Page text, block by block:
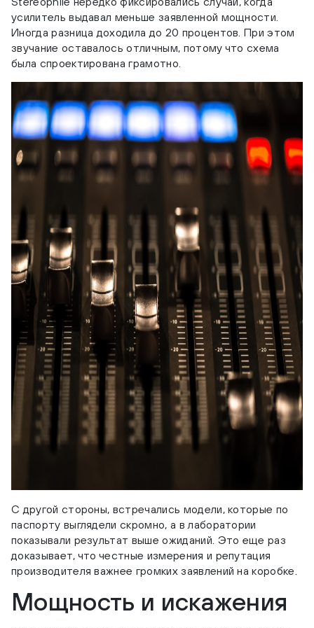
усилитель выдавал меньше заявленной мощности.
Иногда разница доходила до 20 процентов. При этом
звучание оставалось отличным, потому что схема
была спроектирована грамотно.
С другой стороны, встречались модели, которые по
паспорту выглядели скромно, а в лаборатории
показывали результат выше ожиданий. Это еще раз
доказывает, что честные измерения и репутация
производителя важнее громких заявлений на коробке.
Мощность и искажения